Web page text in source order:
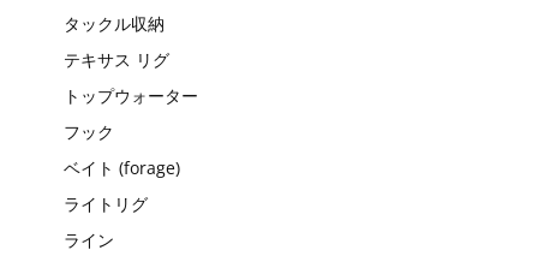
タックル収納
テキサス リグ
トップウォーター
フック
ベイト (forage)
ライトリグ
ライン